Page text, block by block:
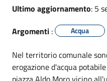
Ultimo aggiornamento: 5
Argomenti : Acqua
Nel territorio comunale
erogazione d'acqua